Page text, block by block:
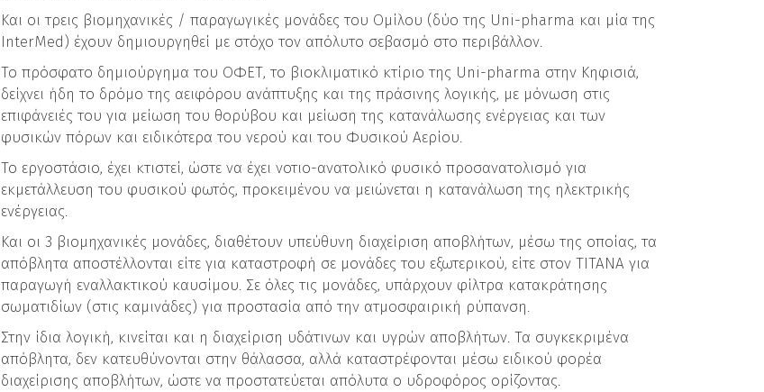
Και οι τρεις βιομηχανικές / παραγωγικές μονάδες του Ομίλου (δύο της Uni-pharma και μία της
InterMed) έχουν δημιουργηθεί με στόχο τον απόλυτο σεβασμό στο περιβάλλον.
Το πρόσφατο δημιούργημα του ΟΦΕΤ, το βιοκλιματικό κτίριο της Uni-pharma στην Κηφισιά,
δείχνει ήδη το δρόμο της αειφόρου ανάπτυξης και της πράσινης λογικής, με μόνωση στις
επιφάνειές του για μείωση του θορύβου και μείωση της κατανάλωσης ενέργειας και των
φυσικών πόρων και ειδικότερα του νερού και του Φυσικού Αερίου.
Το εργοστάσιο, έχει κτιστεί, ώστε να έχει νοτιο-ανατολικό φυσικό προσανατολισμό για
εκμετάλλευση του φυσικού φωτός, προκειμένου να μειώνεται η κατανάλωση της ηλεκτρικής
ενέργειας.
Και οι 3 βιομηχανικές μονάδες, διαθέτουν υπεύθυνη διαχείριση αποβλήτων, μέσω της οποίας, τα
απόβλητα αποστέλλονται είτε για καταστροφή σε μονάδες του εξωτερικού, είτε στον ΤΙΤΑΝΑ για
παραγωγή εναλλακτικού καυσίμου. Σε όλες τις μονάδες, υπάρχουν φίλτρα κατακράτησης
σωματιδίων (στις καμινάδες) για προστασία από την ατμοσφαιρική ρύπανση.
Στην ίδια λογική, κινείται και η διαχείριση υδάτινων και υγρών αποβλήτων. Τα συγκεκριμένα
απόβλητα, δεν κατευθύνονται στην θάλασσα, αλλά καταστρέφονται μέσω ειδικού φορέα
διαχείρισης αποβλήτων, ώστε να προστατεύεται απόλυτα ο υδροφόρος ορίζοντας.